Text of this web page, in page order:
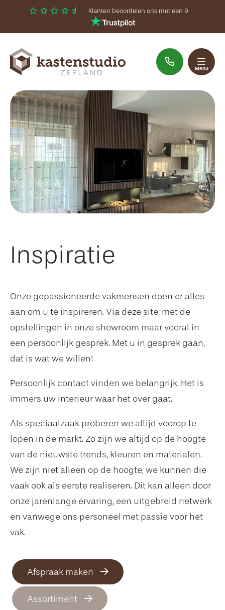
Welkom
Assortiment
Interieuradvies
Inspiratie
Contact
Klanten beoordelen ons met een 9
Menu
Inspiratie
Onze gepassioneerde vakmensen doen er alles
aan om u te inspireren. Via deze site, met de
opstellingen in onze showroom maar vooral in
een persoonlijk gesprek. Met u in gesprek gaan,
dat is wat we willen!
Persoonlijk contact vinden we belangrijk. Het is
immers uw interieur waar het over gaat.
Als speciaalzaak proberen we altijd voorop te
lopen in de markt. Zo zijn we altijd op de hoogte
van de nieuwste trends, kleuren en materialen.
We zijn niet alleen op de hoogte, we kunnen die
vaak ook als eerste realiseren. Dit kan alleen door
onze jarenlange ervaring, een uitgebreid netwerk
en vanwege ons personeel met passie voor het
vak.
Afspraak maken
Assortiment